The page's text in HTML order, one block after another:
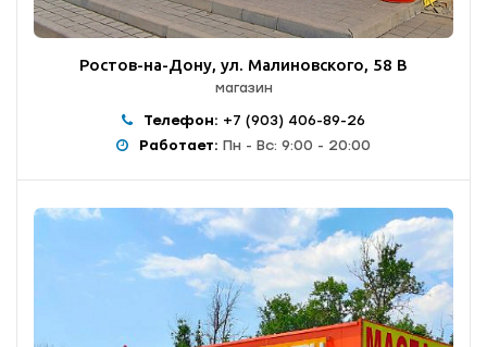
Ростов-на-Дону, ул. Малиновского, 58 В
магазин
Телефон: +7 (903) 406-89-26
Работает: Пн - Вс: 9:00 - 20:00